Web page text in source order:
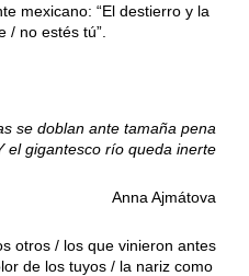
mexicano: “El destierro y la
/ no estés tú”.
se doblan ante tamaña pena
el gigantesco río queda inerte
Anna Ajmátova
otros / los que vinieron antes
de los tuyos / la nariz como